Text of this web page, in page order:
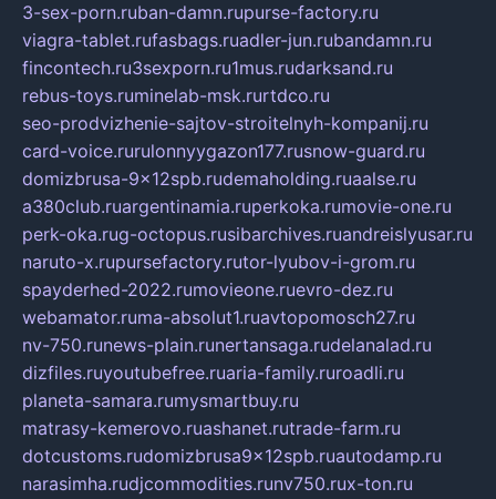
3-sex-porn.ruban-damn.rupurse-factory.ru
viagra-tablet.rufasbags.ruadler-jun.rubandamn.ru
fincontech.ru3sexporn.ru1mus.rudarksand.ru
rebus-toys.ruminelab-msk.rurtdco.ru
seo-prodvizhenie-sajtov-stroitelnyh-kompanij.ru
card-voice.rurulonnyygazon177.rusnow-guard.ru
domizbrusa-9x12spb.rudemaholding.ruaalse.ru
a380club.ruargentinamia.ruperkoka.rumovie-one.ru
perk-oka.rug-octopus.rusibarchives.ruandreislyusar.ru
naruto-x.rupursefactory.rutor-lyubov-i-grom.ru
spayderhed-2022.rumovieone.ruevro-dez.ru
webamator.ruma-absolut1.ruavtopomosch27.ru
nv-750.runews-plain.runertansaga.rudelanalad.ru
dizfiles.ruyoutubefree.ruaria-family.ruroadli.ru
planeta-samara.rumysmartbuy.ru
matrasy-kemerovo.ruashanet.rutrade-farm.ru
dotcustoms.rudomizbrusa9x12spb.ruautodamp.ru
narasimha.rudjcommodities.runv750.rux-ton.ru